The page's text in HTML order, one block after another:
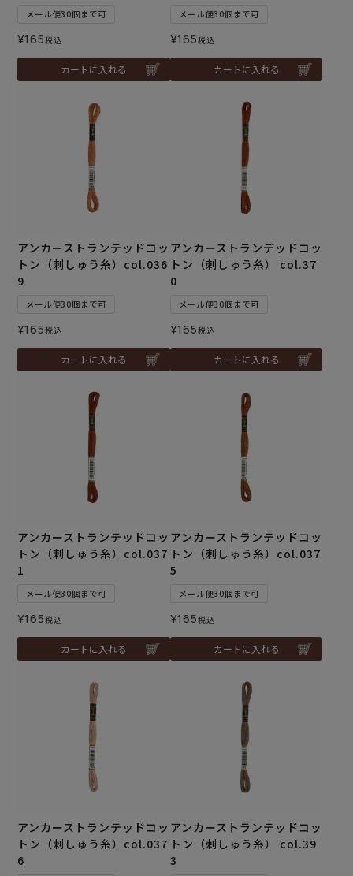
メール便30個まで可
¥165税込
カートに入れる
メール便30個まで可
¥165税込
カートに入れる
アンカーストランテッドコッ
トン（刺しゅう糸）col.036
9
メール便30個まで可
¥165税込
カートに入れる
アンカーストランデッドコッ
トン（刺しゅう糸） col.37
0
メール便30個まで可
¥165税込
カートに入れる
アンカーストランテッドコッ
トン（刺しゅう糸）col.037
1
メール便30個まで可
¥165税込
カートに入れる
アンカーストランテッドコッ
トン（刺しゅう糸）col.037
5
メール便30個まで可
¥165税込
カートに入れる
アンカーストランテッドコッ
トン（刺しゅう糸）col.037
6
アンカーストランテッドコッ
トン（刺しゅう糸） col.39
3